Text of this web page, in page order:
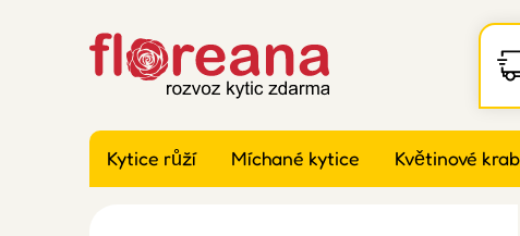
Kytice růží Míchané kytice Květinové